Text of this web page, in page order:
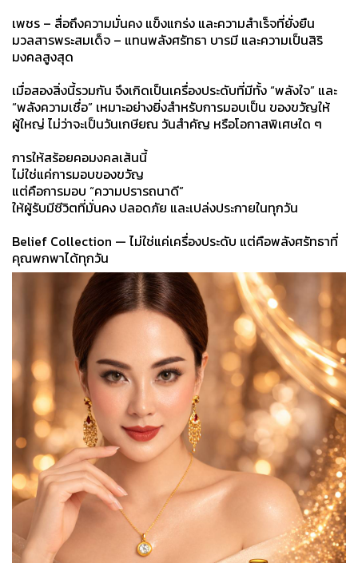
เพชร – สื่อถึงความมั่นคง แข็งแกร่ง และความสำเร็จที่ยั่งยืน
มวลสารพระสมเด็จ – แทนพลังศรัทธา บารมี และความเป็นสิริ
มงคลสูงสุด
เมื่อสองสิ่งนี้รวมกัน จึงเกิดเป็นเครื่องประดับที่มีทั้ง “พลังใจ” และ
“พลังความเชื่อ” เหมาะอย่างยิ่งสำหรับการมอบเป็น ของขวัญให้
ผู้ใหญ่ ไม่ว่าจะเป็นวันเกษียณ วันสำคัญ หรือโอกาสพิเศษใด ๆ
การให้สร้อยคอมงคลเส้นนี้
ไม่ใช่แค่การมอบของขวัญ
แต่คือการมอบ “ความปรารถนาดี”
ให้ผู้รับมีชีวิตที่มั่นคง ปลอดภัย และเปล่งประกายในทุกวัน
Belief Collection — ไม่ใช่แค่เครื่องประดับ แต่คือพลังศรัทธาที่
คุณพกพาได้ทุกวัน